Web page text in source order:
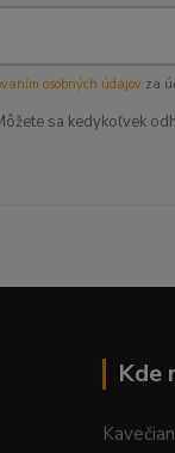
osobných údajovza
sa kedykoľvek
Kde